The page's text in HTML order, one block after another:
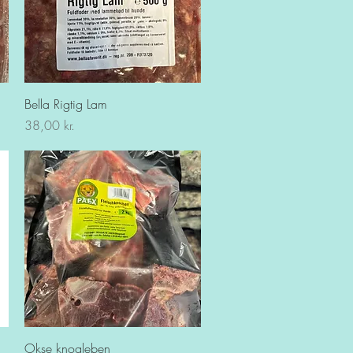
Hurtigvisning
Bella Rigtig Lam
Pris
38,00 kr.
Hurtigvisning
Okse knogleben